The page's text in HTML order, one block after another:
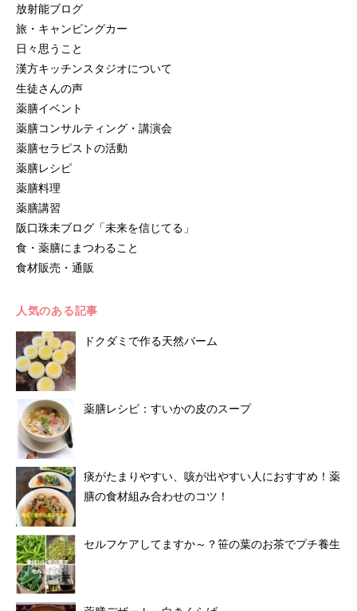
放射能ブログ
旅・キャンピングカー
日々思うこと
漢方キッチンスタジオについて
生徒さんの声
薬膳イベント
薬膳コンサルティング・講演会
薬膳セラピストの活動
薬膳レシピ
薬膳料理
薬膳講習
阪口珠未ブログ「未来を信じてる」
食・薬膳にまつわること
食材販売・通販
人気のある記事
ドクダミで作る天然バーム
薬膳レシピ：すいかの皮のスープ
痰がたまりやすい、咳が出やすい人におすすめ！薬
膳の食材組み合わせのコツ！
セルフケアしてますか～？笹の葉のお茶でプチ養生